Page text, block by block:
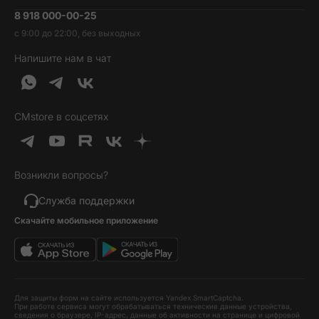
Наушники и колонки
Гаджеты
Услуги и софт
Идеи подарков
Товары дня
Выгодные комплекты
Хиты продаж
Уценка
Трейд-ин
Гарантия и возврат
Доставка и оплата
Кредит и рассрочка
Вакансии
Контакты
Обратная связь
О нас
8 918 000-00-25
с 9:00 до 22:00, без выходных
Напишите нам в чат
CMstore в соцсетях
Возникли вопросы?
Служба поддержки
Скачайте мобильное приложение
Для защиты форм на сайте используется Yandex SmartCaptcha.
При работе сервиса могут обрабатываться технические данные устройства,
сведения о браузере, IP-адрес, данные об активности на странице и цифровой